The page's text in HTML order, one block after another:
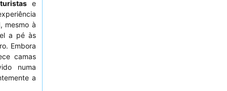
turistas e
, mesmo à
a pé às
Embora
camas
numa
a